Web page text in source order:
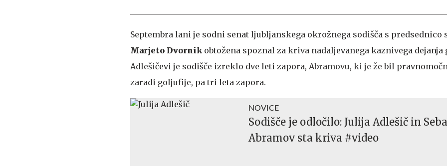
Septembra lani je sodni senat ljubljanskega okrožnega sodišča s predsednico
Marjeto Dvornik obtožena spoznal za kriva nadaljevanega kaznivega
Adlešičevi je sodišče izreklo dve leti zapora, Abramovu, ki je že bil
zaradi goljufije, pa tri leta zapora.
NOVICE
Sodišče je odločilo: Julija Adlešič in
Abramov sta kriva #video